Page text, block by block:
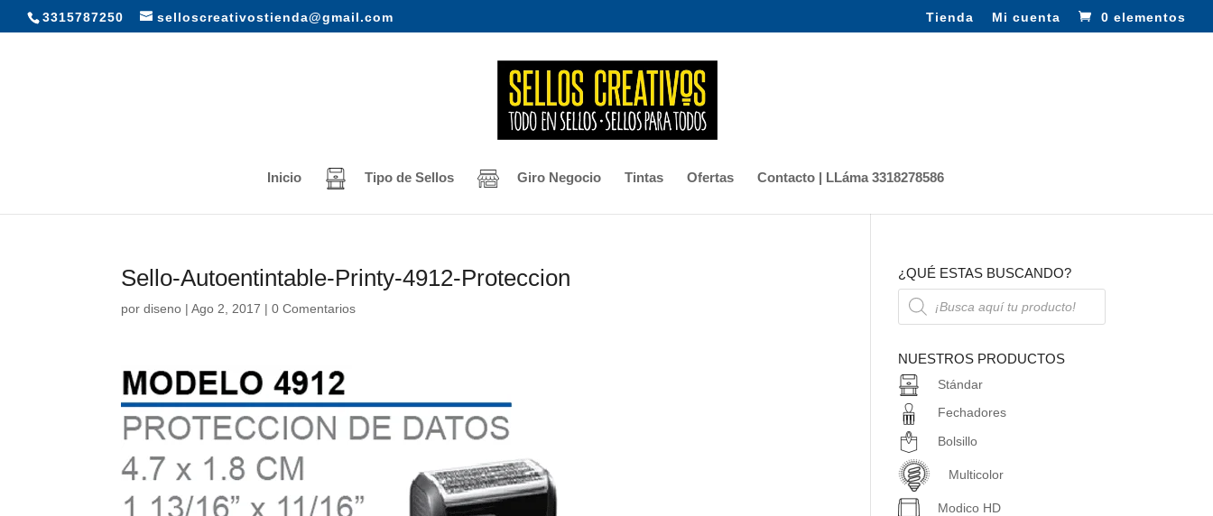
3315787250 selloscreativostienda@gmail.com Tienda Mi cuenta 0 elementos
Inicio Tipo de Sellos Giro Negocio Tintas Ofertas Contacto | LLáma 3318278586
Sello-Autoentintable-Printy-4912-Proteccion
pordiseno |Ago 2, 2017 |0 Comentarios
¿QUÉ ESTAS BUSCANDO?
Búsqueda
de
productos
NUESTROS PRODUCTOS
Stándar
Fechadores
Bolsillo
Multicolor
Modico HD